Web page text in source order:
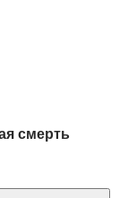
смерть